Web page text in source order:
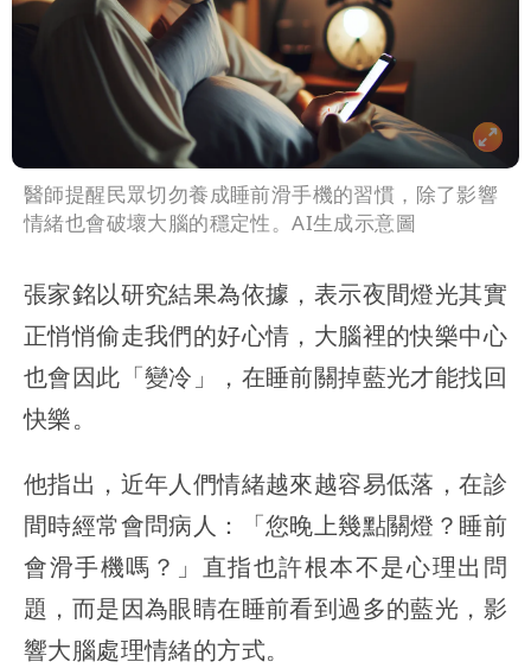
醫師提醒民眾切勿養成睡前滑手機的習慣，除了影響
情緒也會破壞大腦的穩定性。AI生成示意圖
張家銘以研究結果為依據，表示夜間燈光其實
正悄悄偷走我們的好心情，大腦裡的快樂中心
也會因此「變冷」，在睡前關掉藍光才能找回
快樂。
他指出，近年人們情緒越來越容易低落，在診
間時經常會問病人：「您晚上幾點關燈？睡前
會滑手機嗎？」直指也許根本不是心理出問
題，而是因為眼睛在睡前看到過多的藍光，影
響大腦處理情緒的方式。